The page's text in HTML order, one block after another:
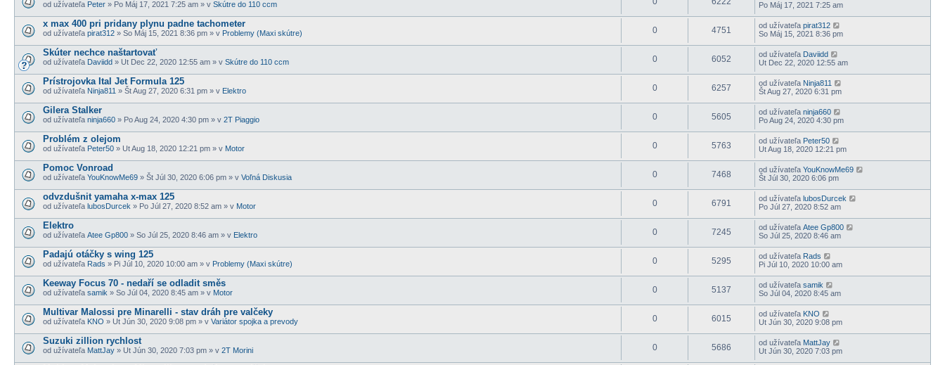
od užívateľa Peter » Po Máj 17, 2021 7:25 am » v Skútre do 110 ccm
Po Máj 17, 2021 7:25 am
x max 400 pri pridany plynu padne tachometer
od užívateľa pirat312 » So Máj 15, 2021 8:36 pm » v Problemy (Maxi skútre) 0 4751 od užívateľa pirat312
So Máj 15, 2021 8:36 pm
Skúter nechce naštartovať
od užívateľa Daviidd » Ut Dec 22, 2020 12:55 am » v Skútre do 110 ccm 0 6052 od užívateľa Daviidd
Ut Dec 22, 2020 12:55 am
Prístrojovka Ital Jet Formula 125
od užívateľa Ninja811 » Št Aug 27, 2020 6:31 pm » v Elektro 0 6257 od užívateľa Ninja811
Št Aug 27, 2020 6:31 pm
Gilera Stalker
od užívateľa ninja660 » Po Aug 24, 2020 4:30 pm » v 2T Piaggio 0 5605 od užívateľa ninja660
Po Aug 24, 2020 4:30 pm
Problém z olejom
od užívateľa Peter50 » Ut Aug 18, 2020 12:21 pm » v Motor 0 5763 od užívateľa Peter50
Ut Aug 18, 2020 12:21 pm
Pomoc Vonroad
od užívateľa YouKnowMe69 » Št Júl 30, 2020 6:06 pm » v Voľná Diskusia 0 7468 od užívateľa YouKnowMe69
Št Júl 30, 2020 6:06 pm
odvzdušnit yamaha x-max 125
od užívateľa lubosDurcek » Po Júl 27, 2020 8:52 am » v Motor 0 6791 od užívateľa lubosDurcek
Po Júl 27, 2020 8:52 am
Elektro
od užívateľa Atee Gp800 » So Júl 25, 2020 8:46 am » v Elektro 0 7245 od užívateľa Atee Gp800
So Júl 25, 2020 8:46 am
Padajú otáčky s wing 125
od užívateľa Rads » Pi Júl 10, 2020 10:00 am » v Problemy (Maxi skútre) 0 5295 od užívateľa Rads
Pi Júl 10, 2020 10:00 am
Keeway Focus 70 - nedaří se odladit směs
od užívateľa samik » So Júl 04, 2020 8:45 am » v Motor 0 5137 od užívateľa samik
So Júl 04, 2020 8:45 am
Multivar Malossi pre Minarelli - stav dráh pre valčeky
od užívateľa KNO » Ut Jún 30, 2020 9:08 pm » v Variátor spojka a prevody 0 6015 od užívateľa KNO
Ut Jún 30, 2020 9:08 pm
Suzuki zillion rychlost
od užívateľa MattJay » Ut Jún 30, 2020 7:03 pm » v 2T Morini 0 5686 od užívateľa MattJay
Ut Jún 30, 2020 7:03 pm